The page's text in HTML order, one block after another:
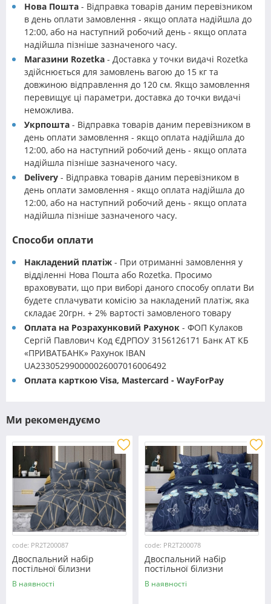
Нова Пошта - Відправка товарів даним перевізником
в день оплати замовлення - якщо оплата надійшла до
12:00, або на наступний робочий день - якщо оплата
надійшла пізніше зазначеного часу.
Магазини Rozetka - Доставка у точки видачі Rozetka
здійснюється для замовлень вагою до 15 кг та
довжиною відправлення до 120 см. Якщо замовлення
перевищує ці параметри, доставка до точки видачі
неможлива.
Укрпошта - Відправка товарів даним перевізником в
день оплати замовлення - якщо оплата надійшла до
12:00, або на наступний робочий день - якщо оплата
надійшла пізніше зазначеного часу.
Delivery - Відправка товарів даним перевізником в
день оплати замовлення - якщо оплата надійшла до
12:00, або на наступний робочий день - якщо оплата
надійшла пізніше зазначеного часу.
Способи оплати
Накладений платіж - При отриманні замовлення у
відділенні Нова Пошта або Rozetka. Просимо
враховувати, що при виборі даного способу оплати Ви
будете сплачувати комісію за накладений платіж, яка
складає 20грн. + 2% вартості замовленого товару
Оплата на Розрахунковий Рахунок - ФОП Кулаков
Сергій Павлович Код ЄДРПОУ 3156126171 Банк АТ КБ
«ПРИВАТБАНК» Рахунок IBAN
UA233052990000026007016006492
Оплата карткою Visa, Mastercard - WayForPay
Ми рекомендуємо
code: PR2T200087
Двоспальний набір
постільної білизни
180*220 із полікотону
№200087 Черешенька™
В наявності
code: PR2T200078
Двоспальний набір
постільної білизни
180*220 із полікотону
№200078 Черешенька™
В наявності